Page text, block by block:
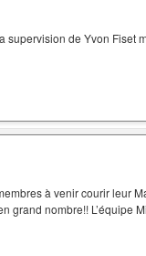
de Yvon Fiset
à venir courir leur
grand nombre!! L’équipe